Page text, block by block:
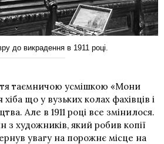
до викрадення в 1911 році.
таємничою усмішкою «Мони
що у вузьких колах фахівців і
Але в 1911 році все змінилося.
з художників, який робив копії
увагу на порожнє місце на